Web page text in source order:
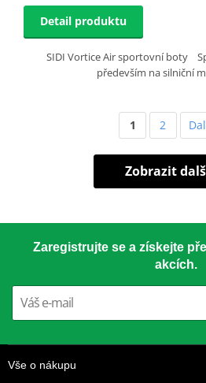
Detail produktu
SIDI Vortice Air sportovní boty
především na silniční
1 2
Zobrazit
Zaregistrujte se a získejte
akcích.
Vše o nákupu